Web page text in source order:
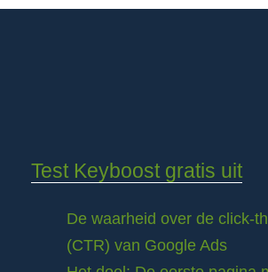
Test Keyboost gratis uit
De waarheid over de click-
(CTR) van Google Ads